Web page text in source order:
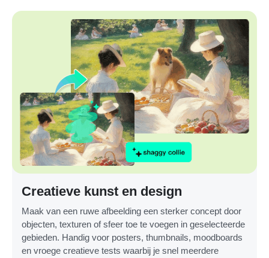
Creatieve kunst en design
Maak van een ruwe afbeelding een sterker concept door
objecten, texturen of sfeer toe te voegen in geselecteerde
gebieden. Handig voor posters, thumbnails, moodboards
en vroege creatieve tests waarbij je snel meerdere